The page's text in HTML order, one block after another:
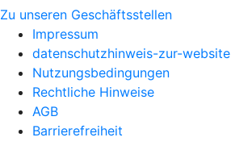
Zu unseren Geschäftsstellen
Impressum
datenschutzhinweis-zur-website
Nutzungsbedingungen
Rechtliche Hinweise
AGB
Barrierefreiheit